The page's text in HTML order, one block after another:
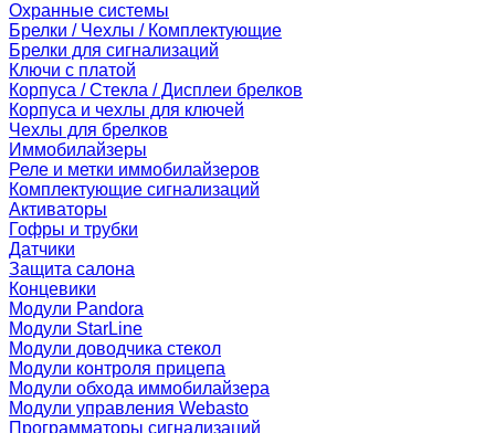
Охранные системы
Брелки / Чехлы / Комплектующие
Брелки для сигнализаций
Ключи с платой
Корпуса / Стекла / Дисплеи брелков
Корпуса и чехлы для ключей
Чехлы для брелков
Иммобилайзеры
Реле и метки иммобилайзеров
Комплектующие сигнализаций
Активаторы
Гофры и трубки
Датчики
Защита салона
Концевики
Модули Pandora
Модули StarLine
Модули доводчика стекол
Модули контроля прицепа
Модули обхода иммобилайзера
Модули управления Webasto
Программаторы сигнализаций